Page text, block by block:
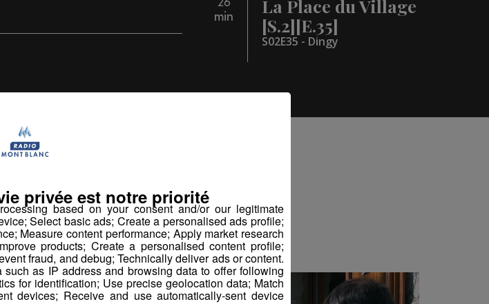
26
min
La Place du Village
[S.2][E.35]
S02E35 - Dingy
aussi...
based on your consent and/or our legitimate
Select basic ads; Create a personalised ads profile;
Measure content performance; Apply market research
products; Create a personalised content profile;
fraud, and debug; Technically deliver ads or content.
as IP address and browsing data to offer following
for identification; Use precise geolocation data; Match
devices; Receive and use automatically-sent device
privée est notre priorité